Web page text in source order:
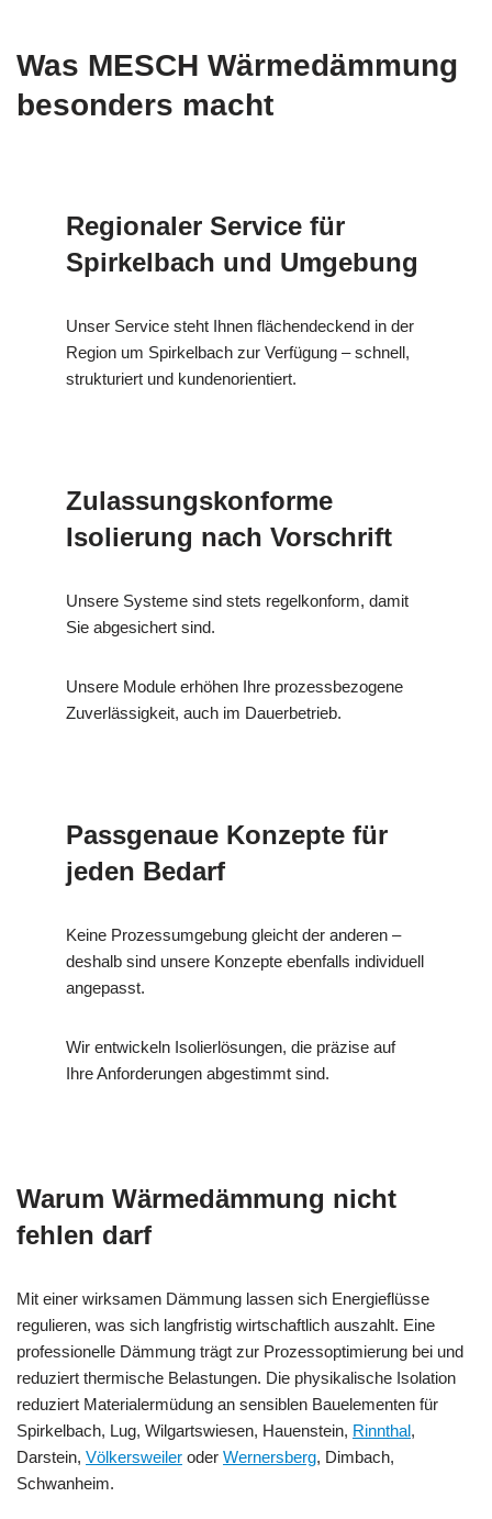
Was MESCH Wärmedämmung
besonders macht
Regionaler Service für
Spirkelbach und Umgebung
Unser Service steht Ihnen flächendeckend in der
Region um Spirkelbach zur Verfügung – schnell,
strukturiert und kundenorientiert.
Zulassungskonforme
Isolierung nach Vorschrift
Unsere Systeme sind stets regelkonform, damit
Sie abgesichert sind.
Unsere Module erhöhen Ihre prozessbezogene
Zuverlässigkeit, auch im Dauerbetrieb.
Passgenaue Konzepte für
jeden Bedarf
Keine Prozessumgebung gleicht der anderen –
deshalb sind unsere Konzepte ebenfalls individuell
angepasst.
Wir entwickeln Isolierlösungen, die präzise auf
Ihre Anforderungen abgestimmt sind.
Warum Wärmedämmung nicht
fehlen darf
Mit einer wirksamen Dämmung lassen sich Energieflüsse
regulieren, was sich langfristig wirtschaftlich auszahlt. Eine
professionelle Dämmung trägt zur Prozessoptimierung bei und
reduziert thermische Belastungen. Die physikalische Isolation
reduziert Materialermüdung an sensiblen Bauelementen für
Spirkelbach, Lug, Wilgartswiesen, Hauenstein, Rinnthal,
Darstein, Völkersweiler oder Wernersberg, Dimbach,
Schwanheim.